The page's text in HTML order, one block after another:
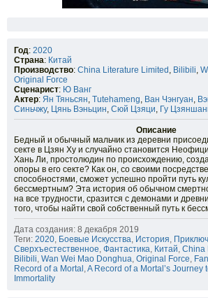
Год: 2020
Страна: Китай
Производство: China Literature Limited , Bilibili,
Original Force
Сценарист: Ю Ванг
Актер: Ян Тяньсян, Tutehameng, Ван Чэнгуан,
Синьчжу, Цянь Вэньцин, Сюй Цзяци, Гу
Описание
Бедный и обычный мальчик из деревни
секте в Цзян Ху и случайно становится
Хань Ли, простолюдин по происхождению,
опоры в его секте? Как он, со своими
способностями, сможет успешно пройти путь
бессмертным? Эта история об обычном
на все трудности, сразится с демонами и
того, чтобы найти свой собственный путь к
Дата создания: 8 декабря 2019
Теги: 2020, Боевые Искусства, История,
Сверхъестественное, Фантастика, Китай, China
Bilibili, Wan Wei Mao Donghua, Original Force,
Record of a Mortal ,A Record of a Mortal’s Journey
Immortality